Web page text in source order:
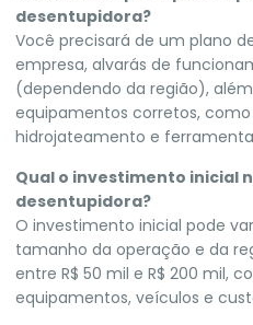
desentupidora?
Você precisará de um plano
empresa, alvarás de
(dependendo da região),
equipamentos corretos,
hidrojateamento e
Qual o investimento inicial
desentupidora?
O investimento inicial pode
tamanho da operação e da
entre R$ 50 mil e R$ 200 mil,
equipamentos, veículos e